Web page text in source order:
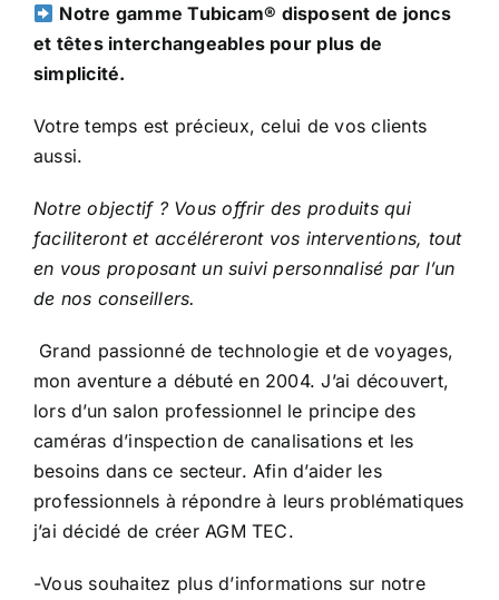
Notre gamme Tubicam® disposent de joncs
et têtes interchangeables pour plus de
simplicité.
Votre temps est précieux, celui de vos clients
aussi.
Notre objectif ? Vous offrir des produits qui
faciliteront et accéléreront vos interventions, tout
en vous proposant un suivi personnalisé par l’un
de nos conseillers.
Grand passionné de technologie et de voyages,
mon aventure a débuté en 2004. J’ai découvert,
lors d’un salon professionnel le principe des
caméras d’inspection de canalisations et les
besoins dans ce secteur. Afin d’aider les
professionnels à répondre à leurs problématiques
j’ai décidé de créer AGM TEC.
-Vous souhaitez plus d’informations sur notre